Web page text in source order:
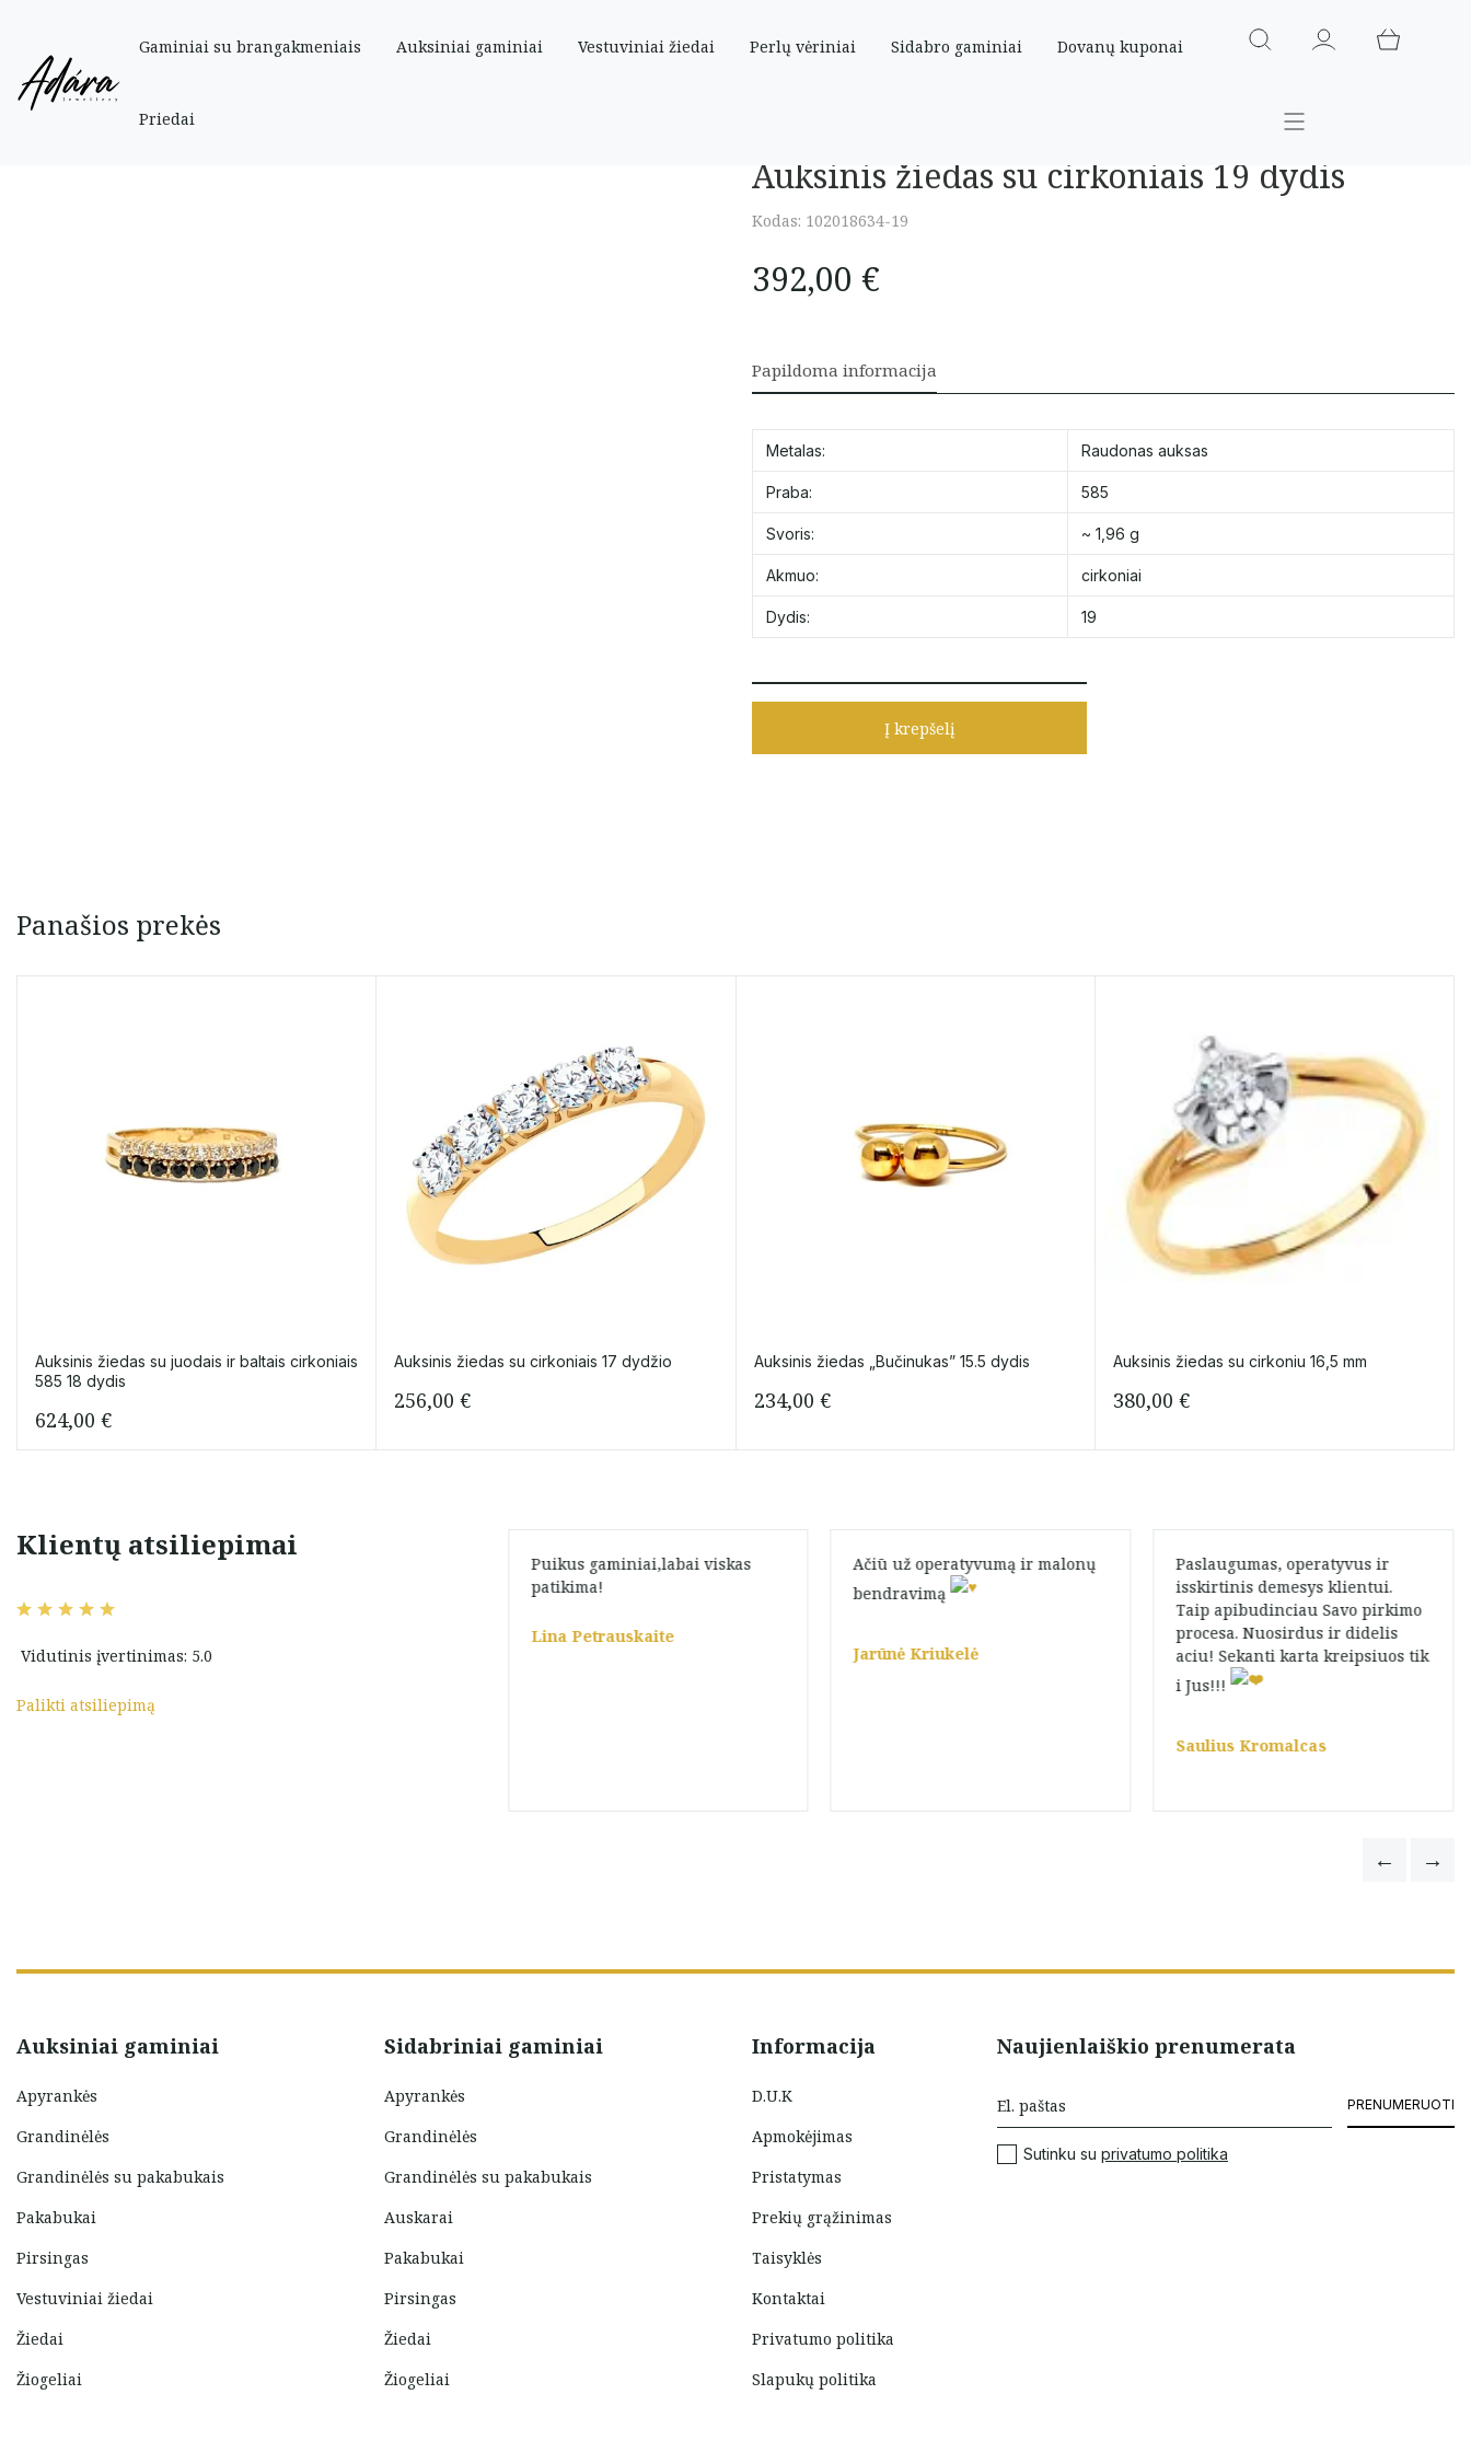
Gaminiai su brangakmeniais Auksiniai gaminiai Vestuviniai žiedai Perlų vėriniai Sidabro gaminiai Dovanų kuponai
Priedai
Pradinis Parduotuve » Auksiniai
Auksinis žiedas su cirkoniais 19 dydis
Kodas: 102018634-19
392,00 €
Papildoma informacija
Metalas: Raudonas auksas
Praba: 585
Svoris: ~ 1,96 g
Akmuo: cirkoniai
Dydis: 19
Į krepšelį
Panašios prekės
Auksinis žiedas su juodais ir baltais cirkoniais
585 18 dydis
624,00 €
Auksinis žiedas su cirkoniais 17 dydžio
256,00€
Auksinis žiedas „Bučinukas” 15.5 dydis
234,00 €
Auksinis žiedas su cirkoniu 16,5 mm
380,00 €
Klientų atsiliepimai
Vidutinis įvertinimas: 5.0
Palikti atsiliepimą
Ačiū labai už kokybiškus
Antanas Mockus
Puikus gaminiai,labai viskas
patikima!
Lina Petrauskaite
Ačiū už operatyvumą ir malonų
bendravimą
Jarūnė Kriukelė
Paslaugumas, operatyvus ir
isskirtinis demesys klientui.
Taip apibudinciau Savo pirkimo
procesa. Nuosirdus ir didelis
aciu! Sekanti karta kreipsiuos tik
i Jus!!!
Saulius Kromalcas
Auksiniai gaminiai
Apyrankės
Grandinėlės
Grandinėlės su pakabukais
Pakabukai
Pirsingas
Vestuviniai žiedai
Žiedai
Žiogeliai
Sidabriniai gaminiai
Apyrankės
Grandinėlės
Grandinėlės su pakabukais
Auskarai
Pakabukai
Pirsingas
Žiedai
Žiogeliai
Informacija
D.U.K
Apmokėjimas
Pristatymas
Prekių grąžinimas
Taisyklės
Kontaktai
Privatumo politika
Slapukų politika
Naujienlaiškio prenumerata
PRENUMERUOTI
Sutinku su privatumo politika